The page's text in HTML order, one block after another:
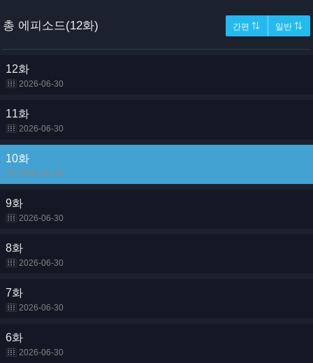
총 에피소드(12화) 간편 ⇅ 일반 ⇅
12화
2026-06-30
11화
2026-06-30
10화
2026-06-30
9화
2026-06-30
8화
2026-06-30
7화
2026-06-30
6화
2026-06-30